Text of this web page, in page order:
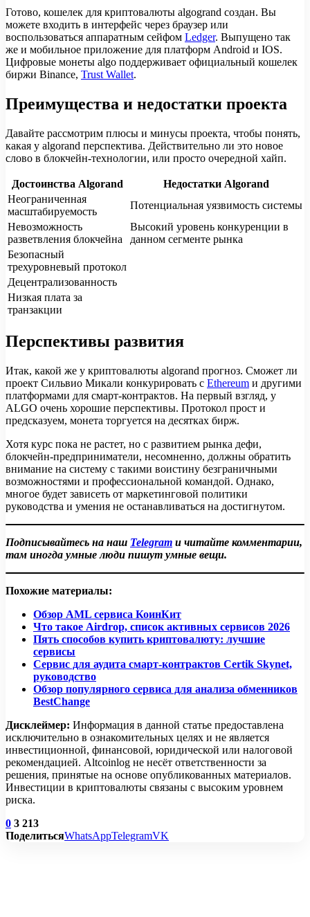
Готово, кошелек для криптовалюты algogrand создан. Вы
можете входить в интерфейс через браузер или
воспользоваться аппаратным сейфом Ledger. Выпущено так
же и мобильное приложение для платформ Android и IOS.
Цифровые монеты algo поддерживает официальный кошелек
биржи Binance, Trust Wallet.
Преимущества и недостатки проекта
Давайте рассмотрим плюсы и минусы проекта, чтобы понять,
какая у algorand перспектива. Действительно ли это новое
слово в блокчейн-технологии, или просто очередной хайп.
Достоинства Algorand
Недостатки Algorand
Неограниченная
масштабируемость
Потенциальная уязвимость системы
Невозможность
разветвления блокчейна
Высокий уровень конкуренции в
данном сегменте рынка
Безопасный
трехуровневый протокол
Децентрализованность
Низкая плата за
транзакции
Перспективы развития
Итак, какой же у криптовалюты algorand прогноз. Сможет ли
проект Сильвио Микали конкурировать с Ethereum и другими
платформами для смарт-контрактов. На первый взгляд, у
ALGO очень хорошие перспективы. Протокол прост и
предсказуем, монета торгуется на десятках бирж.
Хотя курс пока не растет, но с развитием рынка дефи,
блокчейн-предприниматели, несомненно, должны обратить
внимание на систему с такими воистину безграничными
возможностями и профессиональной командой. Однако,
многое будет зависеть от маркетинговой политики
руководства и умения не останавливаться на достигнутом.
Подписывайтесь на наш Telegram и читайте комментарии,
там иногда умные люди пишут умные вещи.
Похожие материалы:
Обзор AML сервиса КоинКит
Что такое Airdrop, список активных сервисов 2026
Пять способов купить криптовалюту: лучшие
сервисы
Сервис для аудита смарт-контрактов Сertik Skynet,
руководство
Обзор популярного сервиса для анализа обменников
BestChange
Дисклеймер: Информация в данной статье предоставлена
исключительно в ознакомительных целях и не является
инвестиционной, финансовой, юридической или налоговой
рекомендацией. Altcoinlog не несёт ответственности за
решения, принятые на основе опубликованных материалов.
Инвестиции в криптовалюты связаны с высоким уровнем
риска.
0 3 213
ПоделитьсяWhatsAppTelegramVK